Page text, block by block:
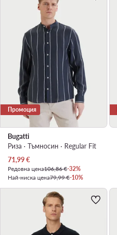
Промоция
Bugatti
Риза · Тъмносин · Regular Fit
Актуална цена
71,99€
Редовна цена106,86 €-32%
Най-ниска цена79,99 €-10%